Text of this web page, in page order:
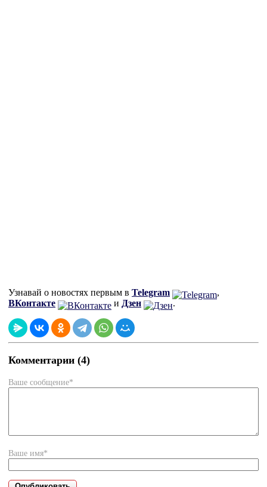
Узнавай о новостях первым в Telegram
,
ВКонтакте
и Дзен .
Комментарии (4)
Ваше сообщение*
Ваше имя*